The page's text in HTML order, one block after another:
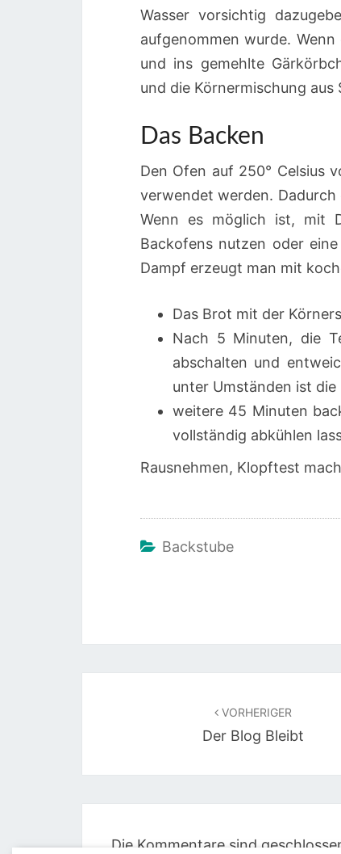
Wasser vorsichtig
aufgenommen wurde.
und ins gemehlte
und die Körnermischung aus
Das Backen
Den Ofen auf 250° Celsius
verwendet werden.
Wenn es möglich ist, mit
Backofens nutzen oder
Dampf erzeugt man mit
Das Brot mit der
Nach 5 Minuten, die
abschalten und
unter Umständen ist die
weitere 45 Minuten
vollständig abkühlen
Rausnehmen, Klopftest
Backstube
VORHERIGER
Der Blog Bleibt
Die Kommentare sind